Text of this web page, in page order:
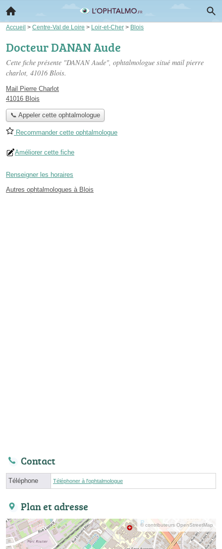
Accueil > Centre-Val de Loire > Loir-et-Cher > Blois
Docteur DANAN Aude
Cette fiche présente "DANAN Aude", ophtalmologue situé mail pierre
charlot, 41016 Blois.
Mail Pierre Charlot
41016 Blois
📞 Appeler cette ophtalmologue
Recommander cette ophtalmologue
Améliorer cette fiche
Renseigner les horaires
Autres ophtalmologues à Blois
Contact
Téléphone Téléphoner à l'ophtalmologue
Plan et adresse
© contributeurs OpenStreetMap